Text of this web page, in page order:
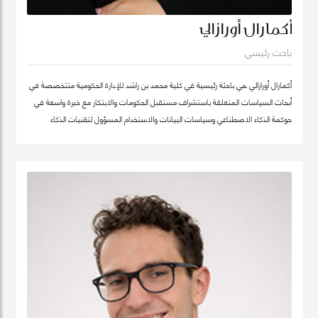
أكمارال أورازالي
باحث رئيسي
أكمارال أورازالي هي باحثة رئيسية في كلية محمد بن راشد للإدارة الحكومية متتخصصة في
أبحاث السياسات المتعلقة باستشراف مستقبل الحكومات والابتكار مع خبرة واسعة في
حوكمة الذكاء الاصطناعي وسياسات البيانات والاستخدام المسؤول لتقنيات الذكاء
وسياسات البيانات مع اهتمام خاص بتطوير أطر عملية تدعم الابتكار في القطاع العام
التطبيقية، مستندة إلى تجربة مهنية غنية في التحول الرقمي للقطاع الحكومي.